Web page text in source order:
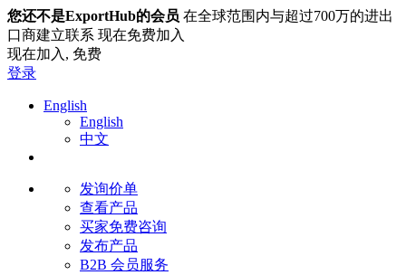
您还不是ExportHub的会员 在全球范围内与超过700万的进出
口商建立联系 现在免费加入
现在加入, 免费
登录
English
English
中文
发询价单
查看产品
买家免费咨询
发布产品
B2B 会员服务